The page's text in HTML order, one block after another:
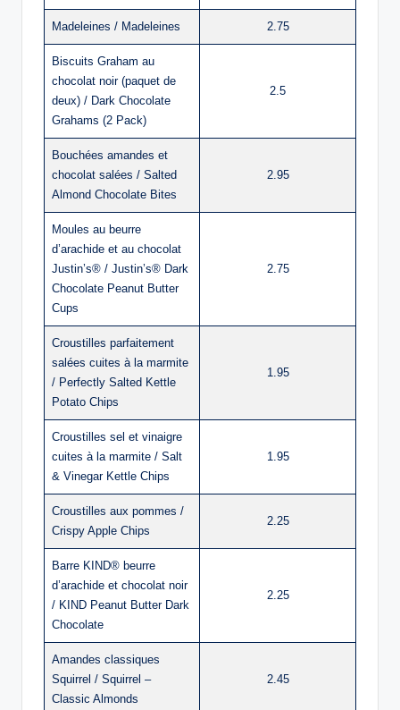
Madeleines / Madeleines 2.75
Biscuits Graham au
chocolat noir (paquet de
deux) / Dark Chocolate
Grahams (2 Pack)
2.5
Bouchées amandes et
chocolat salées / Salted
Almond Chocolate Bites
2.95
Moules au beurre
d’arachide et au chocolat
Justin’s® / Justin’s® Dark
Chocolate Peanut Butter
Cups
2.75
Croustilles parfaitement
salées cuites à la marmite
/ Perfectly Salted Kettle
Potato Chips
1.95
Croustilles sel et vinaigre
cuites à la marmite / Salt
& Vinegar Kettle Chips
1.95
Croustilles aux pommes /
Crispy Apple Chips
2.25
Barre KIND® beurre
d’arachide et chocolat noir
/ KIND Peanut Butter Dark
Chocolate
2.25
Amandes classiques
Squirrel / Squirrel –
Classic Almonds
2.45